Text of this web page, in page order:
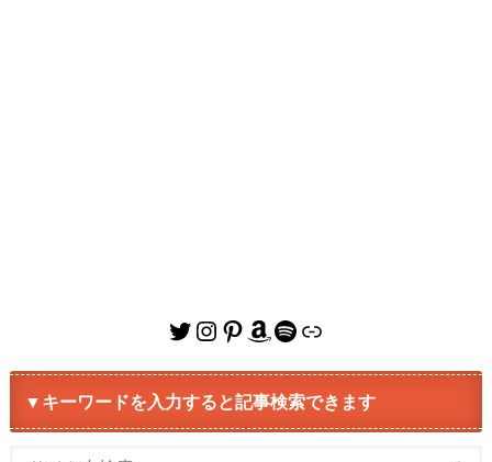
Twitter
Instagram
Pinterest
Amazon
Spotify
リンク
▼キーワードを入力すると記事検索できます